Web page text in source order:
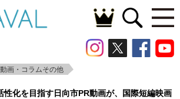
画・コラムその他
の観光映像部門
性化を目指す日向市PR動画が、国際短編映画